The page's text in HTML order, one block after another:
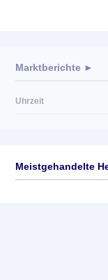
Marktberichte ►
Uhrzeit
Meistgehandelte